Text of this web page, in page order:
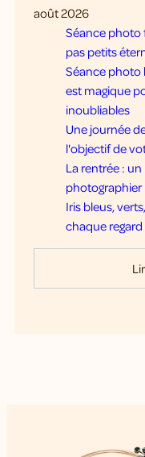
août 2026
Séance photo
pas petits
Séance photo
est magique
inoubliables
Une journée
l'objectif de
La rentrée :
photographier
Iris bleus,
chaque